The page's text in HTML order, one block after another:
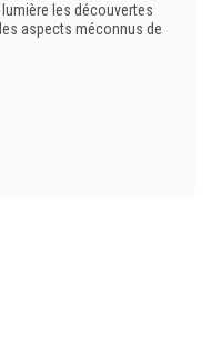
les découvertes
aspects méconnus de